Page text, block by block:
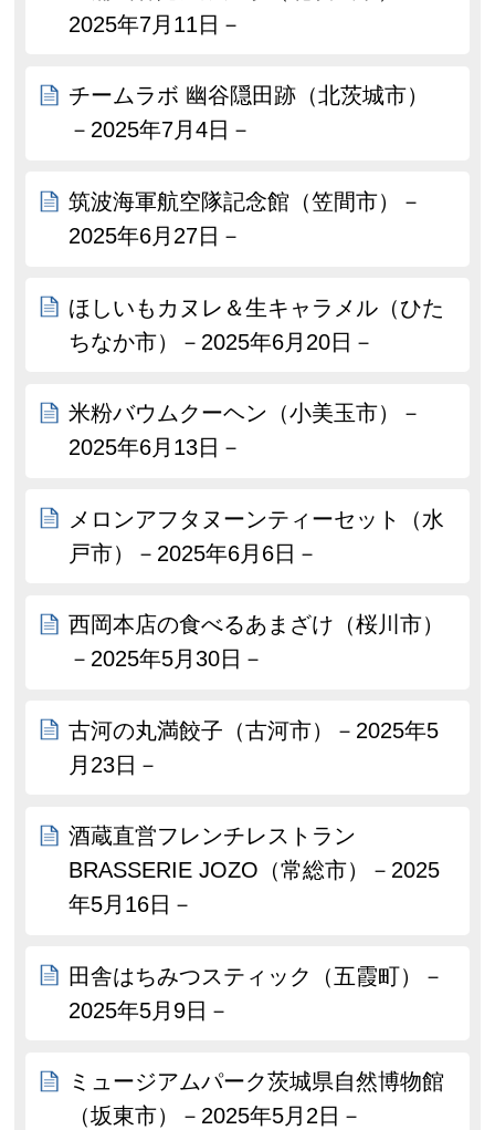
2025年7月11日－
チームラボ 幽谷隠田跡（北茨城市）
－2025年7月4日－
筑波海軍航空隊記念館（笠間市）－
2025年6月27日－
ほしいもカヌレ＆生キャラメル（ひた
ちなか市）－2025年6月20日－
米粉バウムクーヘン（小美玉市）－
2025年6月13日－
メロンアフタヌーンティーセット（水
戸市）－2025年6月6日－
西岡本店の食べるあまざけ（桜川市）
－2025年5月30日－
古河の丸満餃子（古河市）－2025年5
月23日－
酒蔵直営フレンチレストラン
BRASSERIE JOZO（常総市）－2025
年5月16日－
田舎はちみつスティック（五霞町）－
2025年5月9日－
ミュージアムパーク茨城県自然博物館
（坂東市）－2025年5月2日－